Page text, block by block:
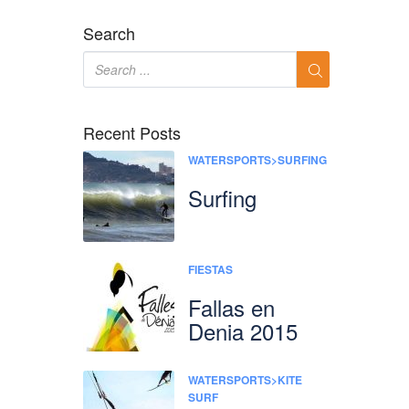
Search
Recent Posts
WATERSPORTS>SURFING
Surfing
FIESTAS
Fallas en
Denia 2015
WATERSPORTS>KITE
SURF